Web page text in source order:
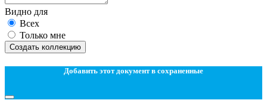
Видно для
Всех
Только мне
Создать коллекцию
Добавить этот документ в сохраненные